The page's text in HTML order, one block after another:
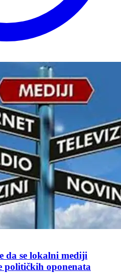
da se lokalni mediji
političkih oponenata